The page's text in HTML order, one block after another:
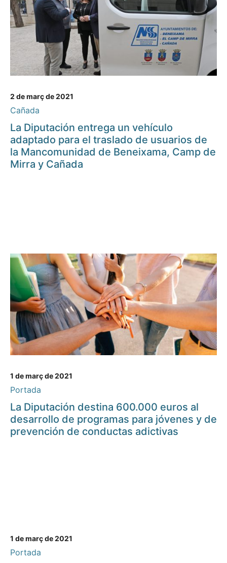
2 de març de 2021
Cañada
La Diputación entrega un vehículo
adaptado para el traslado de usuarios de
la Mancomunidad de Beneixama, Camp de
Mirra y Cañada
1 de març de 2021
Portada
La Diputación destina 600.000 euros al
desarrollo de programas para jóvenes y de
prevención de conductas adictivas
1 de març de 2021
Portada